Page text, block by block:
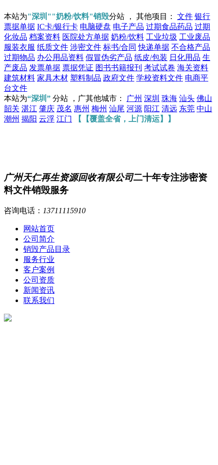
本站为"深圳""奶粉/饮料"销毁分站 ， 其他项目： 文件 银行
票据单据 IC卡/银行卡 电脑硬盘 电子产品 过期食品药品 过期
化妆品 档案资料 医院处方单据 奶粉/饮料 工业垃圾 工业废品
服装衣服 纸质文件 涉密文件 标书/合同 快递单据 不合格产品
过期物品 办公用品资料 假冒伪劣产品 纸皮/包装 日化用品 生
产废品 发票单据 票据凭证 图书书籍报刊 考试试卷 海关资料
建筑材料 家具木材 塑料制品 政府文件 学校资料文件 电商平
台文件
本站为“深圳” 分站 ，广其他城市： 广州 深圳 珠海 汕头 佛山
韶关 湛江 肇庆 茂名 惠州 梅州 汕尾 河源 阳江 清远 东莞 中山
潮州 揭阳 云浮 江门 【【覆盖全省，上门清运】】
广州天仁再生资源回收有限公司二十年专注涉密资
料文件销毁服务
咨询电话： 13711115910
网站首页
公司简介
销毁产品目录
服务行业
客户案例
公司资质
新闻资讯
联系我们